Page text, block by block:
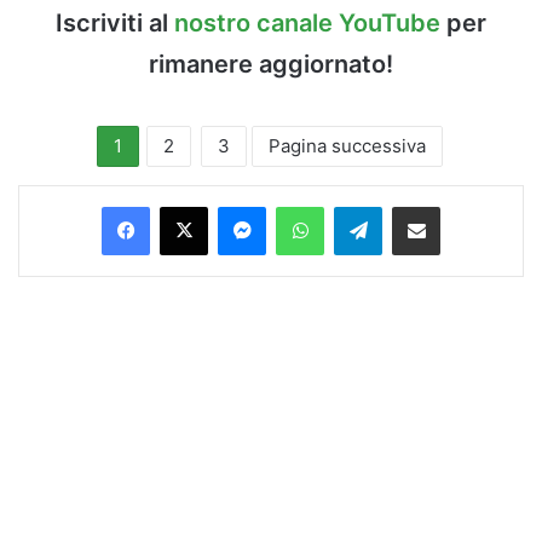
Iscriviti al nostro canale YouTube per
rimanere aggiornato!
1 2 3 Pagina successiva
Facebook
X MessengerWhatsAppTelegramCondividi via Email